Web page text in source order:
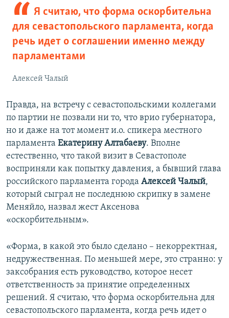
Я считаю, что форма оскорбительна
для севастопольского парламента, когда
речь идет о соглашении именно между
парламентами
Алексей Чалый
Правда, на встречу с севастопольскими коллегами
по партии не позвали ни то, что врио губернатора,
но и даже на тот момент и.о. спикера местного
парламента Екатерину Алтабаеву. Вполне
естественно, что такой визит в Севастополе
восприняли как попытку давления, а бывший глава
российского парламента города Алексей Чалый,
который сыграл не последнюю скрипку в замене
Меняйло, назвал жест Аксенова
«оскорбительным».
«Форма, в какой это было сделано – некорректная,
недружественная. По меньшей мере, это странно: у
заксобрания есть руководство, которое несет
ответственность за принятие определенных
решений. Я считаю, что форма оскорбительна для
севастопольского парламента, когда речь идет о